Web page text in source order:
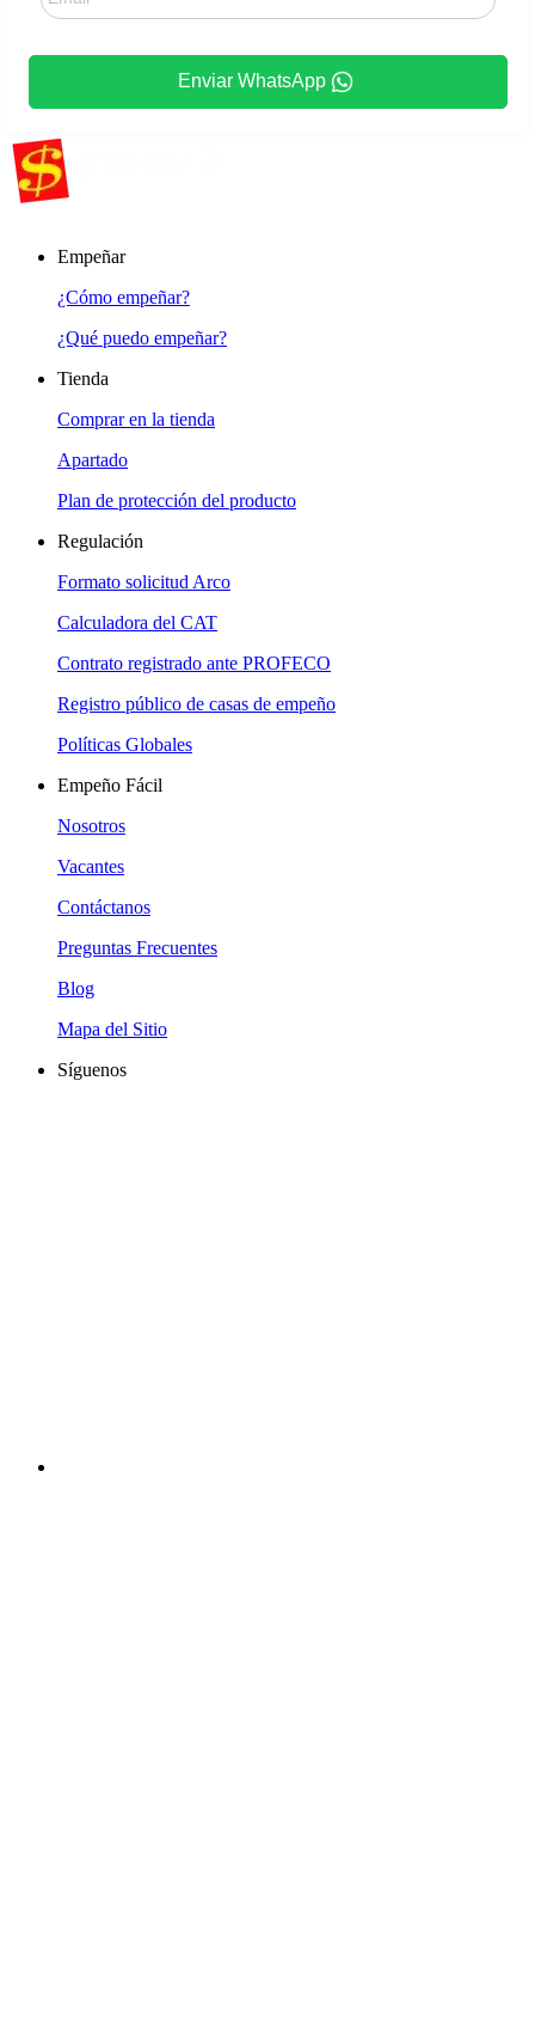
Enviar WhatsApp
Empeñar
¿Cómo empeñar?
¿Qué puedo empeñar?
Tienda
Comprar en la tienda
Apartado
Plan de protección del producto
Regulación
Formato solicitud Arco
Calculadora del CAT
Contrato registrado ante PROFECO
Registro público de casas de empeño
Políticas Globales
Empeño Fácil
Nosotros
Vacantes
Contáctanos
Preguntas Frecuentes
Blog
Mapa del Sitio
Síguenos